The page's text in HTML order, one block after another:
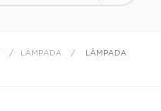
LÂMPADA
LÂMPADA